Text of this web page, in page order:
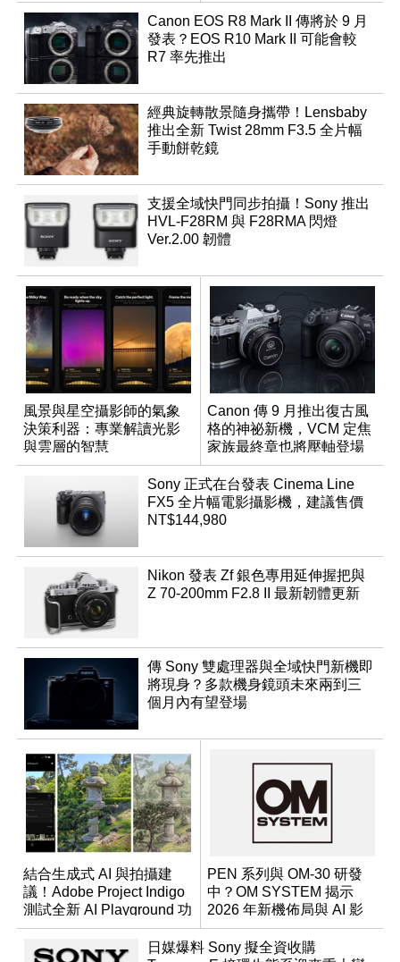
Canon EOS R8 Mark II 傳將於 9 月
發表？EOS R10 Mark II 可能會較
R7 率先推出
經典旋轉散景隨身攜帶！Lensbaby
推出全新 Twist 28mm F3.5 全片幅
手動餅乾鏡
支援全域快門同步拍攝！Sony 推出
HVL-F28RM 與 F28RMA 閃燈
Ver.2.00 韌體
風景與星空攝影師的氣象
決策利器：專業解讀光影
與雲層的智慧
App「Atmos」登場
Canon 傳 9 月推出復古風
格的神祕新機，VCM 定焦
家族最終章也將壓軸登場
Sony 正式在台發表 Cinema Line
FX5 全片幅電影攝影機，建議售價
NT$144,980
Nikon 發表 Zf 銀色專用延伸握把與
Z 70-200mm F2.8 II 最新韌體更新
傳 Sony 雙處理器與全域快門新機即
將現身？多款機身鏡頭未來兩到三
個月內有望登場
結合生成式 AI 與拍攝建
議！Adobe Project Indigo
測試全新 AI Playground 功
能
PEN 系列與 OM-30 研發
中？OM SYSTEM 揭示
2026 年新機佈局與 AI 影
像藍圖
日媒爆料 Sony 擬全資收購